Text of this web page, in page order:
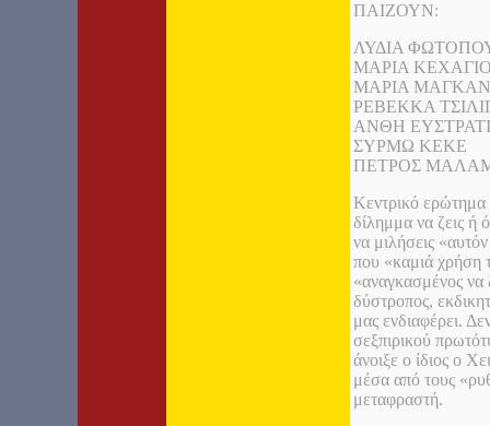
ΠΑΙΖΟΥΝ:
ΛΥΔΙΑ
ΜΑΡΙΑ
ΜΑΡΙΑ
ΡΕΒΕΚΚΑ
ΑΝΘΗ
ΣΥΡΜΩ ΚΕΚΕ
ΠΕΤΡΟΣ
Κεντρικό ερώτημα
δίλημμα να ζεις ή
να μιλήσεις
που «καμιά χρήση
«αναγκασμένος να
δύστροπος,
μας ενδιαφέρει.
σεξπιρικού
άνοιξε ο ίδιος ο
μέσα από τους
μεταφραστή.